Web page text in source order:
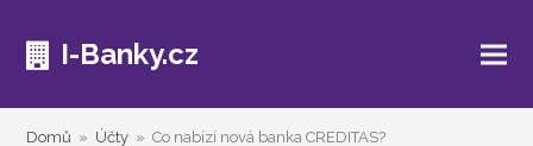
I-Banky.cz
Domů » Účty » Co nabízí nová banka CREDITAS?